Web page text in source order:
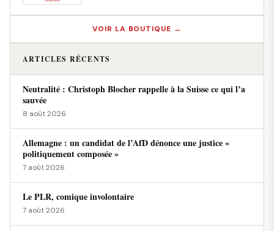
VOIR LA BOUTIQUE →
ARTICLES RÉCENTS
Neutralité : Christoph Blocher rappelle à la Suisse ce qui l’a
sauvée
8 août 2026
Allemagne : un candidat de l’AfD dénonce une justice «
politiquement composée »
7 août 2026
Le PLR, comique involontaire
7 août 2026